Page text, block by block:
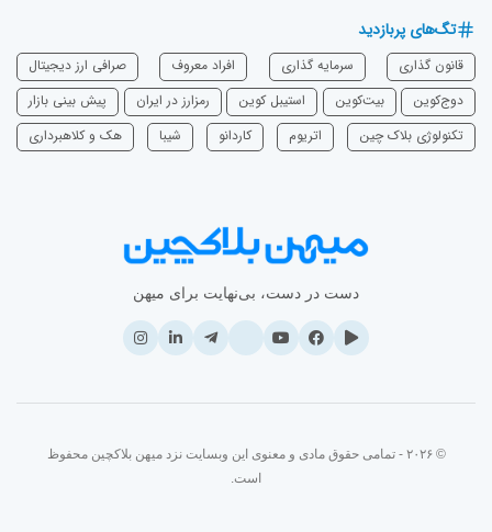
تگ‌های پربازدید
قانون گذاری سرمایه‌ گذاری افراد معروف
صرافی ارز دیجیتال
دوج‌کوین
بیت‌کوین استیبل کوین رمزارز در ایران
پیش بینی بازار
تکنولوژی بلاک چین
اتریوم ‌کاردانو شیبا هک و کلاهبرداری
دست در دست، بی‌نهایت برای میهن
© ۲۰۲۶ - تمامی حقوق مادی و معنوی این وبسایت نزد میهن بلاکچین محفوظ
است.